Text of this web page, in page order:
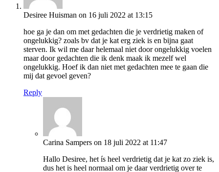
Desiree Huisman on 16 juli 2022 at 13:15
hoe ga je dan om met gedachten die je verdrietig maken of
ongelukkig? zoals bv dat je kat erg ziek is en bijna gaat
sterven. Ik wil me daar helemaal niet door ongelukkig voelen
maar door gedachten die ik denk maak ik mezelf wel
ongelukkig. Hoef ik dan niet met gedachten mee te gaan die
mij dat gevoel geven?
Reply
Carina Sampers on 18 juli 2022 at 11:47
Hallo Desiree, het ís heel verdrietig dat je kat zo ziek is,
dus het is heel normaal om je daar verdrietig over te